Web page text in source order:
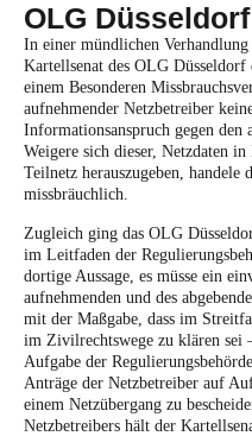
OLG
In einer mündlichen
Kartellsenat des OLG Düsseldorf
einem Besonderen
aufnehmender Netzbetreiber
Informationsanspruch gegen den
Weigere sich dieser, Netzdaten
Teilnetz herauszugeben, handele
missbräuchlich.
Zugleich ging das OLG
im Leitfaden der
dortige Aussage, es müsse ein
aufnehmenden und des
mit der Maßgabe, dass im
im Zivilrechtswege zu klären sei
Aufgabe der
Anträge der Netzbetreiber auf
einem Netzübergang zu
Netzbetreibers hält der